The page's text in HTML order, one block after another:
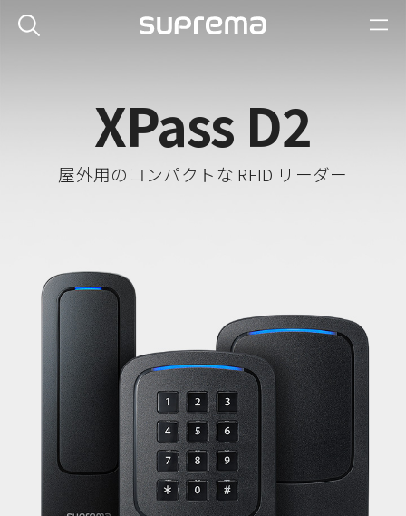
XPass D2
屋外用のコンパクトな RFID リーダー